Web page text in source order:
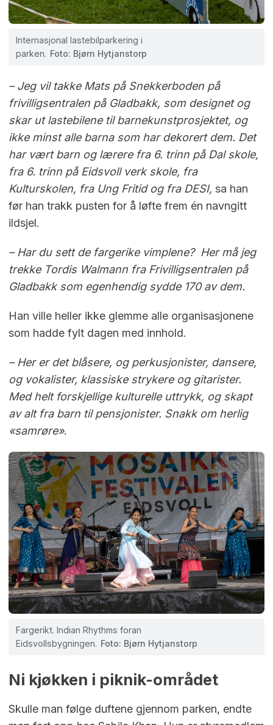
Internasjonal lastebilparkering i
parken. Foto: Bjørn Hytjanstorp
– Jeg vil takke Mats på Snekkerboden på
frivilligsentralen på Gladbakk, som designet og
skar ut lastebilene til barnekunstprosjektet, og
ikke minst alle barna som har dekorert dem. Det
har vært barn og lærere fra 6. trinn på Dal skole,
fra 6. trinn på Eidsvoll verk skole, fra
Kulturskolen, fra Ung Fritid og fra DESI, sa han
før han trakk pusten for å løfte frem én navngitt
ildsjel.
– Har du sett de fargerike vimplene? Her må jeg
trekke Tordis Walmann fra Frivilligsentralen på
Gladbakk som egenhendig sydde 170 av dem.
Han ville heller ikke glemme alle organisasjonene
som hadde fylt dagen med innhold.
– Her er det blåsere, og perkusjonister, dansere,
og vokalister, klassiske strykere og gitarister.
Med helt forskjellige kulturelle uttrykk, og skapt
av alt fra barn til pensjonister. Snakk om herlig
«samrøre».
Fargerikt. Indian Rhythms foran
Eidsvollsbygningen. Foto: Bjørn Hytjanstorp
Ni kjøkken i piknik-området
Skulle man følge duftene gjennom parken, endte